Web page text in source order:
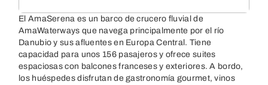
El AmaSerena es un barco de crucero fluvial de
AmaWaterways que navega principalmente por el río
Danubio y sus afluentes en Europa Central. Tiene
capacidad para unos 156 pasajeros y ofrece suites
espaciosas con balcones franceses y exteriores. A bordo,
los huéspedes disfrutan de gastronomía gourmet, vinos